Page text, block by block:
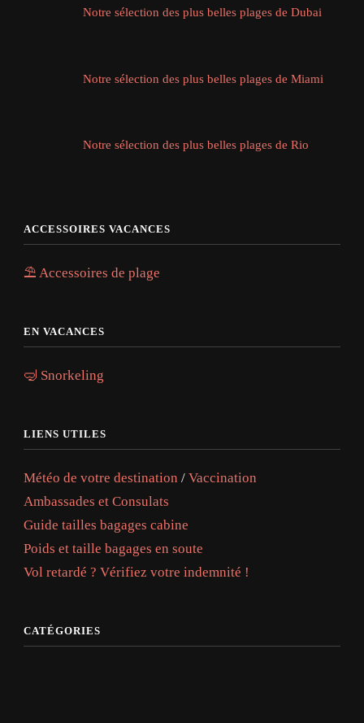
Notre sélection des plus belles plages de Dubai
Notre sélection des plus belles plages de Miami
Notre sélection des plus belles plages de Rio
ACCESSOIRES VACANCES
⛱️ Accessoires de plage
EN VACANCES
🤿 Snorkeling
LIENS UTILES
Météo de votre destination / Vaccination
Ambassades et Consulats
Guide tailles bagages cabine
Poids et taille bagages en soute
Vol retardé ? Vérifiez votre indemnité !
CATÉGORIES